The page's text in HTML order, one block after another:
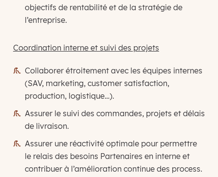
objectifs de rentabilité et de la stratégie de
l’entreprise.
Coordination interne et suivi des projets
Collaborer étroitement avec les équipes internes
(SAV, marketing, customer satisfaction,
production, logistique…).
Assurer le suivi des commandes, projets et délais
de livraison.
Assurer une réactivité optimale pour permettre
le relais des besoins Partenaires en interne et
contribuer à l’amélioration continue des process.